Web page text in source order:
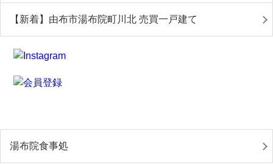
【新着】由布市湯布院町川北 売買一戸建て
湯布院食事処